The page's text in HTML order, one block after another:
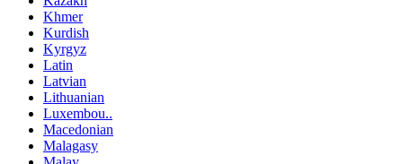
Khmer
Kurdish
Kyrgyz
Latin
Latvian
Lithuanian
Luxembou..
Macedonian
Malagasy